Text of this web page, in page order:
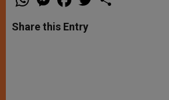
t
s
e
s
e
a
e
b
w
Share this Entry